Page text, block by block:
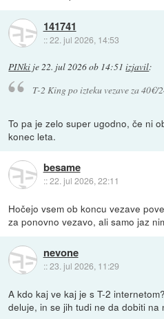
141741
::22. jul 2026, 14:53
PINki je22. jul 2026 ob 14:51 izjavil:
T-2 King po izteku vezave za 40€/
To pa je zelo super ugodno, če ni
konec leta.
besame
::22. jul 2026, 22:11
Hočejo vsem ob koncu vezave
za ponovno vezavo, ali samo jaz
nevone
::23. jul 2026, 11:29
A kdo kaj ve kaj je s T-2
deluje, in se jih tudi ne da dobiti na